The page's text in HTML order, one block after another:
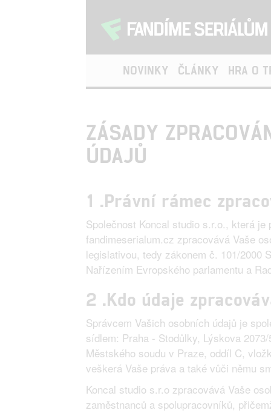
NOVINKY ČLÁNKY HRA O
ZÁSADY
ÚDAJŮ
1 .Právní rámec
Společnost Koncal studio s.r.o., která
fandimeserialum.cz zpracovává Vaše
legislativou, tedy zákonem č. 101/2000
Nařízením Evropského parlamentu a
2 .Kdo údaje
Správcem Vašich osobních údajů je
sídlem: Praha - Stodůlky, Lýskova
Městského soudu v Praze, oddíl C,
veškerá Vaše práva a také vůči němu
Koncal studio s.r.o zpracovává Vaše
zaměstnanců a spolupracovníků,